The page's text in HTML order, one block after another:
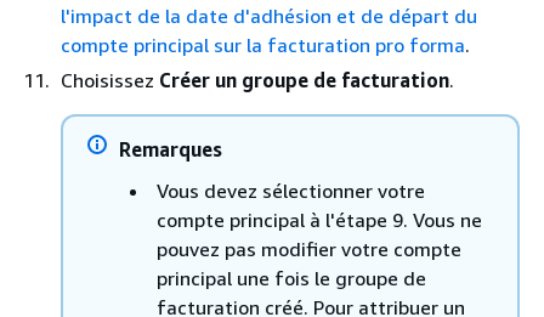
l'impact de la date d'adhésion et de départ du
compte principal sur la facturation pro forma.
Choisissez Créer un groupe de facturation.
Remarques
Vous devez sélectionner votre
compte principal à l'étape 9. Vous ne
pouvez pas modifier votre compte
principal une fois le groupe de
facturation créé. Pour attribuer un